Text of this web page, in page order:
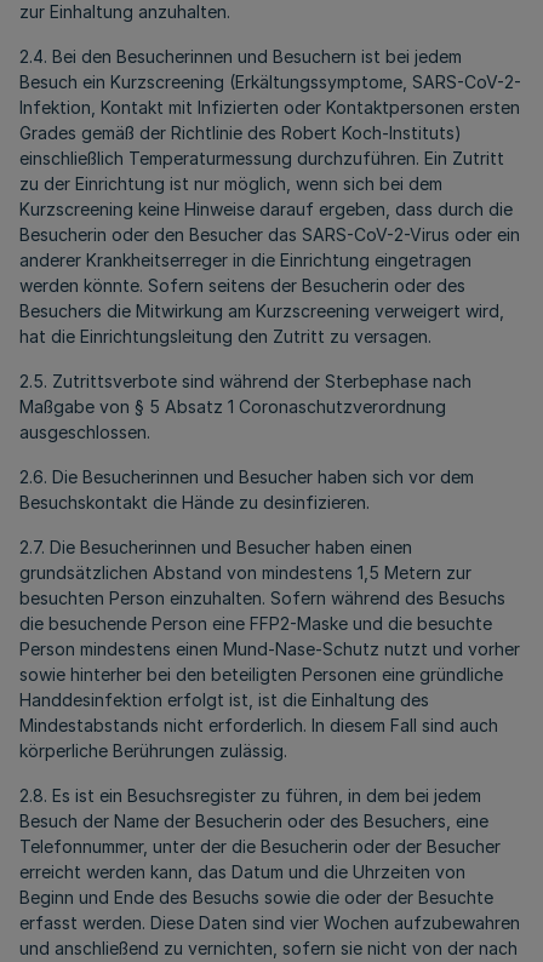
zur Einhaltung anzuhalten.
2.4. Bei den Besucherinnen und Besuchern ist bei jedem
Besuch ein Kurzscreening (Erkältungssymptome, SARS-CoV-2-
Infektion, Kontakt mit Infizierten oder Kontaktpersonen ersten
Grades gemäß der Richtlinie des Robert Koch-Instituts)
einschließlich Temperaturmessung durchzuführen. Ein Zutritt
zu der Einrichtung ist nur möglich, wenn sich bei dem
Kurzscreening keine Hinweise darauf ergeben, dass durch die
Besucherin oder den Besucher das SARS-CoV-2-Virus oder ein
anderer Krankheitserreger in die Einrichtung eingetragen
werden könnte. Sofern seitens der Besucherin oder des
Besuchers die Mitwirkung am Kurzscreening verweigert wird,
hat die Einrichtungsleitung den Zutritt zu versagen.
2.5. Zutrittsverbote sind während der Sterbephase nach
Maßgabe von § 5 Absatz 1 Coronaschutzverordnung
ausgeschlossen.
2.6. Die Besucherinnen und Besucher haben sich vor dem
Besuchskontakt die Hände zu desinfizieren.
2.7. Die Besucherinnen und Besucher haben einen
grundsätzlichen Abstand von mindestens 1,5 Metern zur
besuchten Person einzuhalten. Sofern während des Besuchs
die besuchende Person eine FFP2-Maske und die besuchte
Person mindestens einen Mund-Nase-Schutz nutzt und vorher
sowie hinterher bei den beteiligten Personen eine gründliche
Handdesinfektion erfolgt ist, ist die Einhaltung des
Mindestabstands nicht erforderlich. In diesem Fall sind auch
körperliche Berührungen zulässig.
2.8. Es ist ein Besuchsregister zu führen, in dem bei jedem
Besuch der Name der Besucherin oder des Besuchers, eine
Telefonnummer, unter der die Besucherin oder der Besucher
erreicht werden kann, das Datum und die Uhrzeiten von
Beginn und Ende des Besuchs sowie die oder der Besuchte
erfasst werden. Diese Daten sind vier Wochen aufzubewahren
und anschließend zu vernichten, sofern sie nicht von der nach